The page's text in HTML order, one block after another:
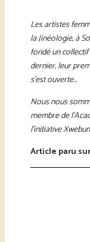
Les artistes
la Jinéologie, à
fondé un
dernier, leur
s’est ouverte…
Nous nous
membre de
l’initiative
Article paru